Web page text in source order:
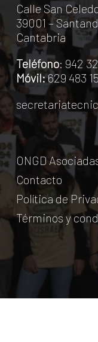
Calle San
39001 –
Cantabria
Teléfono: 942
Móvil:629 483
ONGD
Contacto
Política de
Términos y